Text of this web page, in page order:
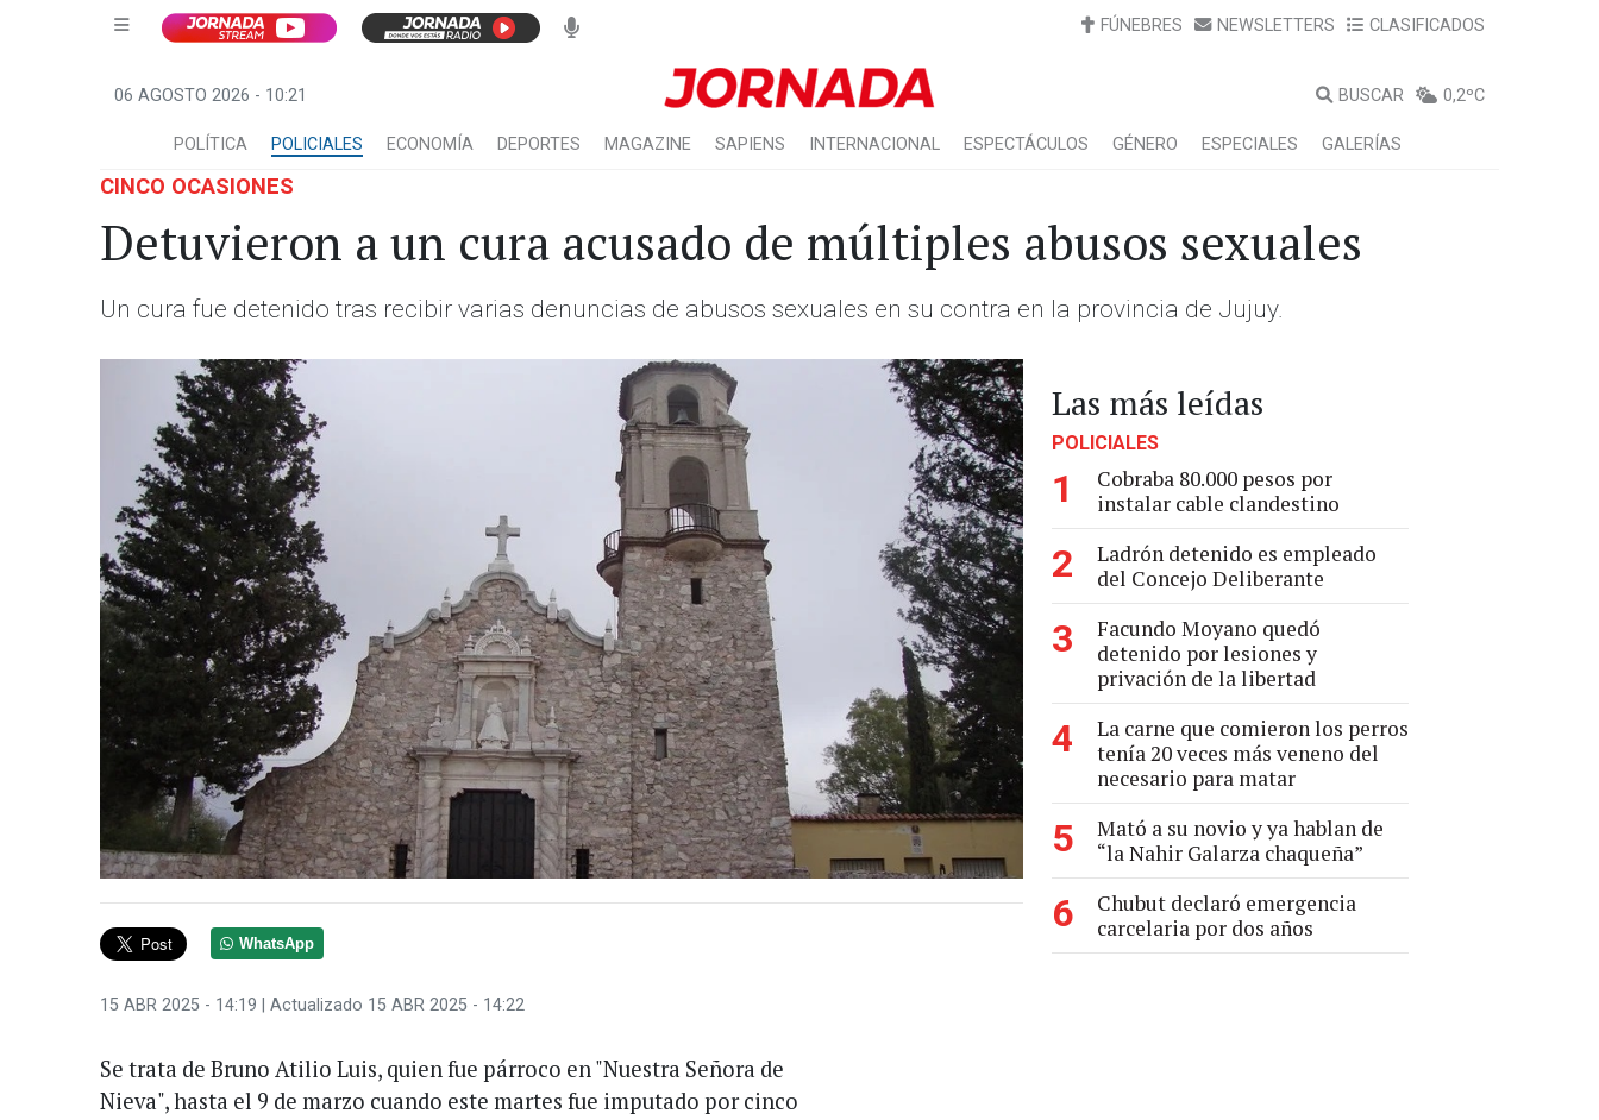
FÚNEBRES NEWSLETTERS CLASIFICADOS
06 AGOSTO 2026 - 10:21 BUSCAR 0,2ºC
POLÍTICA POLICIALES ECONOMÍA DEPORTES MAGAZINE SAPIENS INTERNACIONAL ESPECTÁCULOS GÉNERO ESPECIALES GALERÍAS
CINCO OCASIONES
Detuvieron a un cura acusado de múltiples abusos sexuales
Un cura fue detenido tras recibir varias denuncias de abusos sexuales en su contra en la provincia de Jujuy.
WhatsApp
15 ABR 2025 - 14:19 | Actualizado 15 ABR 2025 - 14:22
Se trata de Bruno Atilio Luis, quien fue párroco en "Nuestra Señora de
Nieva", hasta el 9 de marzo cuando este martes fue imputado por cinco
Las más leídas
POLICIALES
1
Cobraba 80.000 pesos por
instalar cable clandestino
2
Ladrón detenido es empleado
del Concejo Deliberante
3
Facundo Moyano quedó
detenido por lesiones y
privación de la libertad
4
La carne que comieron los perros
tenía 20 veces más veneno del
necesario para matar
5
Mató a su novio y ya hablan de
“la Nahir Galarza chaqueña”
6
Chubut declaró emergencia
carcelaria por dos años